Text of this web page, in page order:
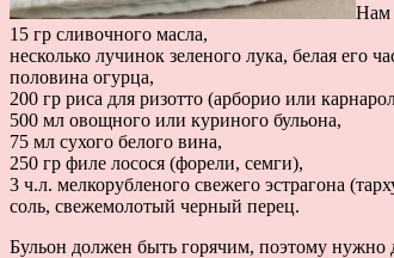
Нам
15 гр сливочного масла,
несколько лучинок зеленого лука, белая его
половина огурца,
200 гр риса для ризотто (арборио или
500 мл овощного или куриного бульона,
75 мл сухого белого вина,
250 гр филе лосося (форели, семги),
3 ч.л. мелкорубленого свежего эстрагона
соль, свежемолотый черный перец.
Бульон должен быть горячим, поэтому нужно